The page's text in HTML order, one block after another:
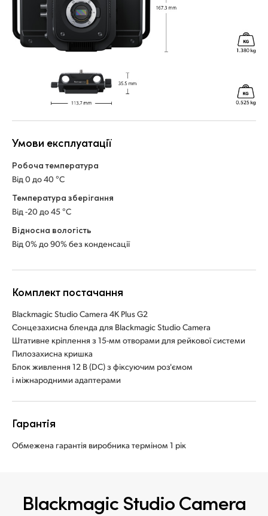
Умови експлуатації
Робоча температура
Від 0 до 40 °C
Температура зберігання
Від -20 до 45 °C
Відносна вологість
Від 0% до 90% без конденсації
Комплект постачання
Blackmagic Studio Camera 4K Plus G2
Сонцезахисна бленда для Blackmagic Studio Camera
Штативне кріплення з 15-мм отворами для рейкової системи
Пилозахисна кришка
Блок живлення 12 В (DC) з фіксуючим роз'ємом
і міжнародними адаптерами
Гарантія
Обмежена гарантія виробника терміном 1 рік
Blackmagic Studio Camera